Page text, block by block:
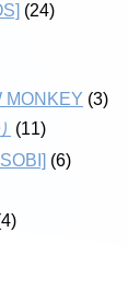
(24)
MONKEY (3)
(11)
(6)